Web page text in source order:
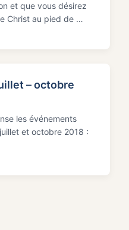
et que vous désirez
Christ au pied de …
– octobre
les événements
et octobre 2018 :